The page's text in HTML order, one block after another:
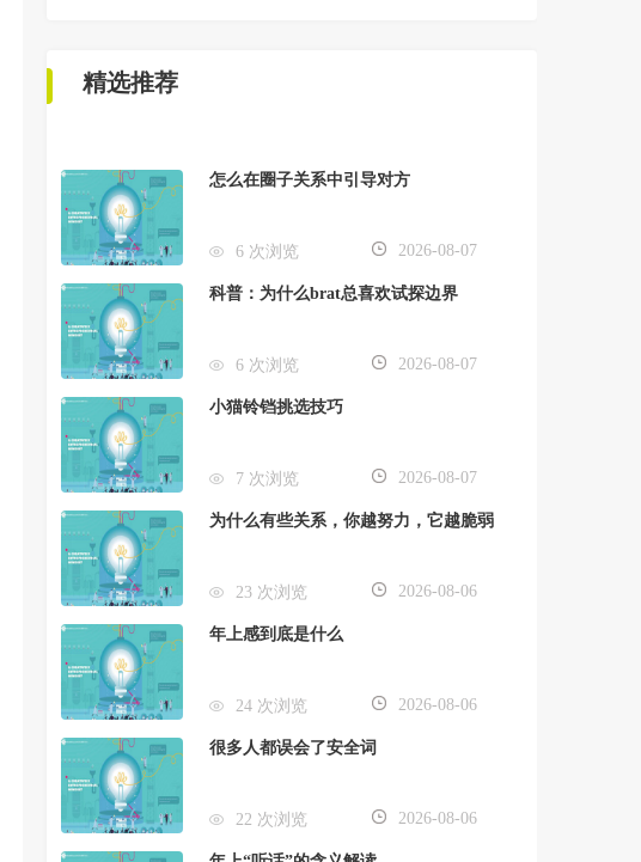
精选推荐
怎么在圈子关系中引导对方
6 次浏览 2026-08-07
科普：为什么brat总喜欢试探边界
6 次浏览 2026-08-07
小猫铃铛挑选技巧
7 次浏览 2026-08-07
为什么有些关系，你越努力，它越脆弱
23 次浏览 2026-08-06
年上感到底是什么
24 次浏览 2026-08-06
很多人都误会了安全词
22 次浏览 2026-08-06